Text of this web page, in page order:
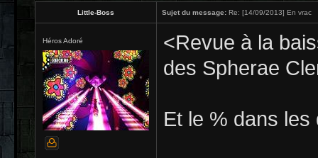
Little-Boss Sujet du message: Re: [14/09/2013] En vrac
Héros Adoré
<Revue à la
des Spherae
Et le % dans